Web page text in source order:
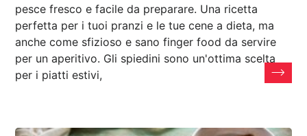
pesce fresco e facile da preparare. Una ricetta
perfetta per i tuoi pranzi e le tue cene a dieta, ma
anche come sfizioso e sano finger food da servire
per un aperitivo. Gli spiedini sono un'ottima scelta
per i piatti estivi,